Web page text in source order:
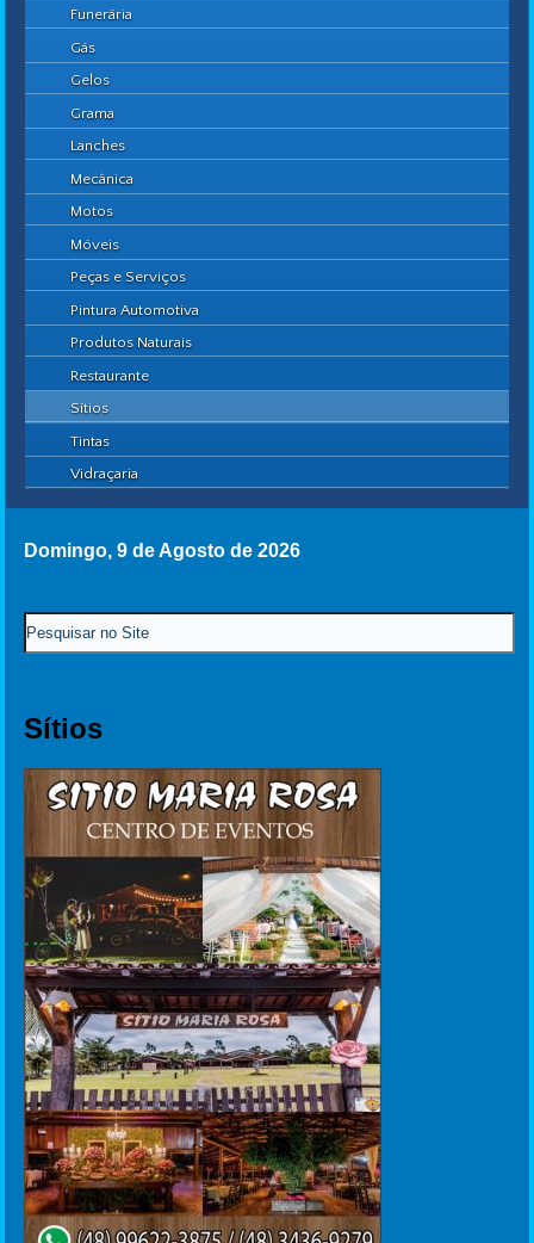
Funerária
Gás
Gelos
Grama
Lanches
Mecânica
Motos
Móveis
Peças e Serviços
Pintura Automotiva
Produtos Naturais
Restaurante
Sítios
Tintas
Vidraçaria
Domingo, 9 de Agosto de 2026
Sítios